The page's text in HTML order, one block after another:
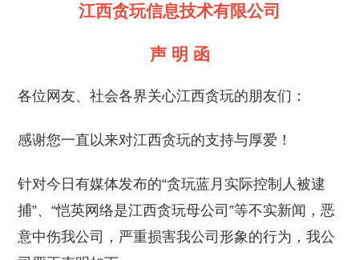
江西贪玩信息技术有限公司
声 明 函
各位网友、社会各界关心江西贪玩的朋友们：
感谢您一直以来对江西贪玩的支持与厚爱！
针对今日有媒体发布的“贪玩蓝月实际控制人被逮
捕”、“恺英网络是江西贪玩母公司”等不实新闻，恶
意中伤我公司，严重损害我公司形象的行为，我公